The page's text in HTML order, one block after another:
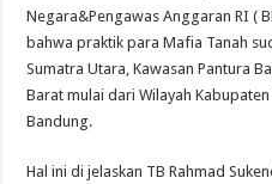
Negara&Pengawas Anggaran RI (
bahwa praktik para Mafia Tanah
Sumatra Utara, Kawasan Pantura
Barat mulai dari Wilayah
Bandung.
Hal ini di jelaskan TB Rahmad